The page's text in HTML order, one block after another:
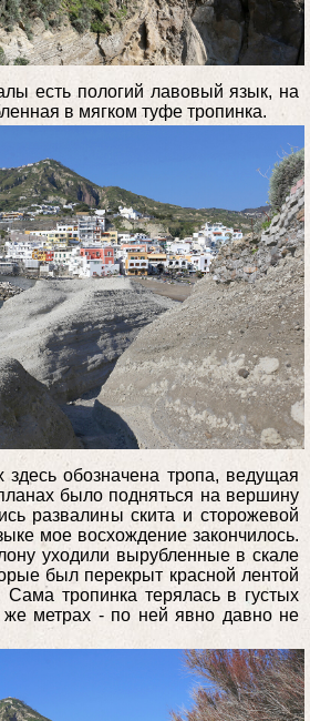
есть пологий лавовый язык, на
в мягком туфе тропинка.
здесь обозначена тропа, ведущая
было подняться на вершину
развалины скита и сторожевой
мое восхождение закончилось.
уходили вырубленные в скале
был перекрыт красной лентой
Сама тропинка терялась в густых
метрах - по ней явно давно не